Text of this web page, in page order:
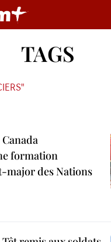
TAGS
formation
major des Nations